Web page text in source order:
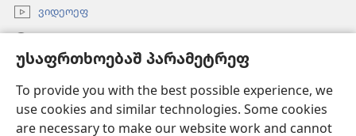
უსაფრთხოებაშ პარამეტრეფ
To provide you with the best possible experience, we
use cookies and similar technologies. Some cookies
are necessary to make our website work and cannot
ვიდეოეფ
(ახალ
ფანჯარაშ
გონწყუმა)გინაჯინალ კოშკიშ ᲝᲜᲚᲐᲘᲜᲑᲘᲑᲚᲘᲝᲗᲔᲙᲐ
(ახალ